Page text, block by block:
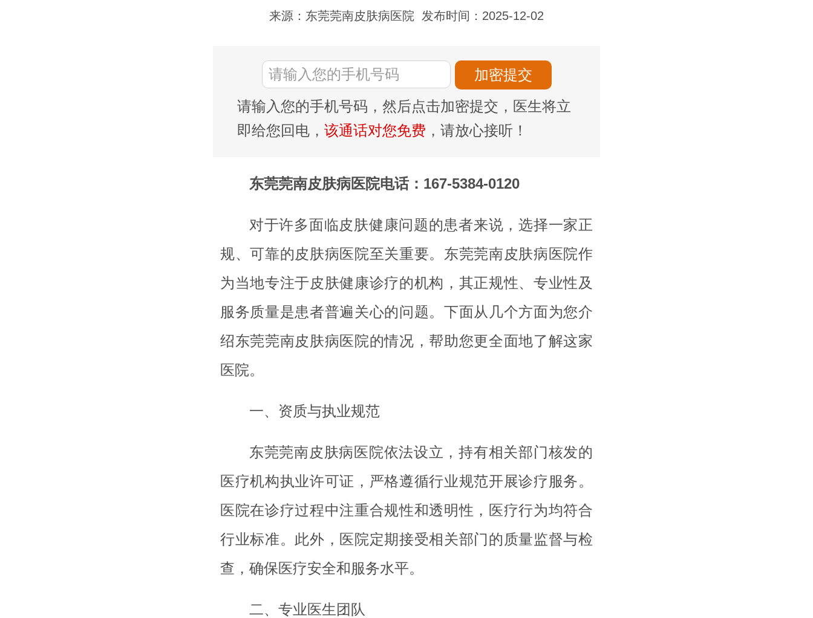
来源：东莞莞南皮肤病医院 发布时间：2025-12-02
请输入您的手机号码，然后点击加密提交，医生将立
即给您回电， 该通话对您免费 ，请放心接听！
东莞莞南皮肤病医院电话：167-5384-0120
对于许多面临皮肤健康问题的患者来说，选择一家正
规、可靠的皮肤病医院至关重要。东莞莞南皮肤病医院作
为当地专注于皮肤健康诊疗的机构，其正规性、专业性及
服务质量是患者普遍关心的问题。下面从几个方面为您介
绍东莞莞南皮肤病医院的情况，帮助您更全面地了解这家
医院。
一、资质与执业规范
东莞莞南皮肤病医院依法设立，持有相关部门核发的
医疗机构执业许可证，严格遵循行业规范开展诊疗服务。
医院在诊疗过程中注重合规性和透明性，医疗行为均符合
行业标准。此外，医院定期接受相关部门的质量监督与检
查，确保医疗安全和服务水平。
二、专业医生团队